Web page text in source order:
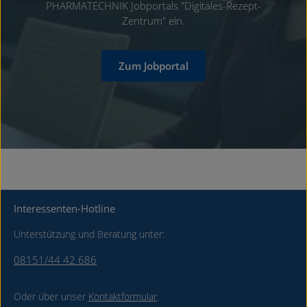
PHARMATECHNIK Jobportals "Digitales-Rezept-
Zentrum" ein.
Zum Jobportal
Interessenten-Hotline
Unterstützung und Beratung unter:
08151/44 42 686
Oder über unser Kontaktformular.